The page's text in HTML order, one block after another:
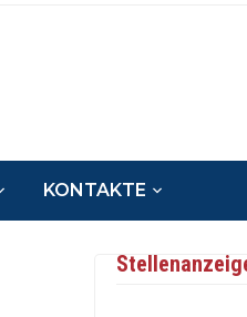
KONTAKTE